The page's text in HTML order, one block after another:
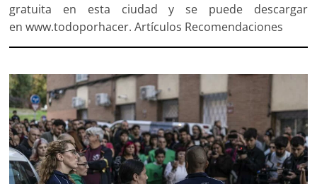
gratuita en esta ciudad y se puede descargar
en www.todoporhacer. Artículos Recomendaciones